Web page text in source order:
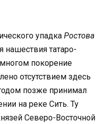
упадка Ростова
нашествия татаро-
покорение
отсутствием здесь
позже принимал
на реке Сить. Ту
Северо-Восточной